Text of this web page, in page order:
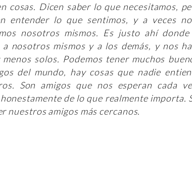
cosas. Dicen saber lo que necesitamos,
entender lo que sentimos, y a veces
nosotros mismos. Es justo ahí
nosotros mismos y a los demás, y nos
solos. Podemos tener muchos
del mundo, hay cosas que nadie
Son amigos que nos esperan cada
de lo que realmente importa.
nuestros amigos más cercanos.